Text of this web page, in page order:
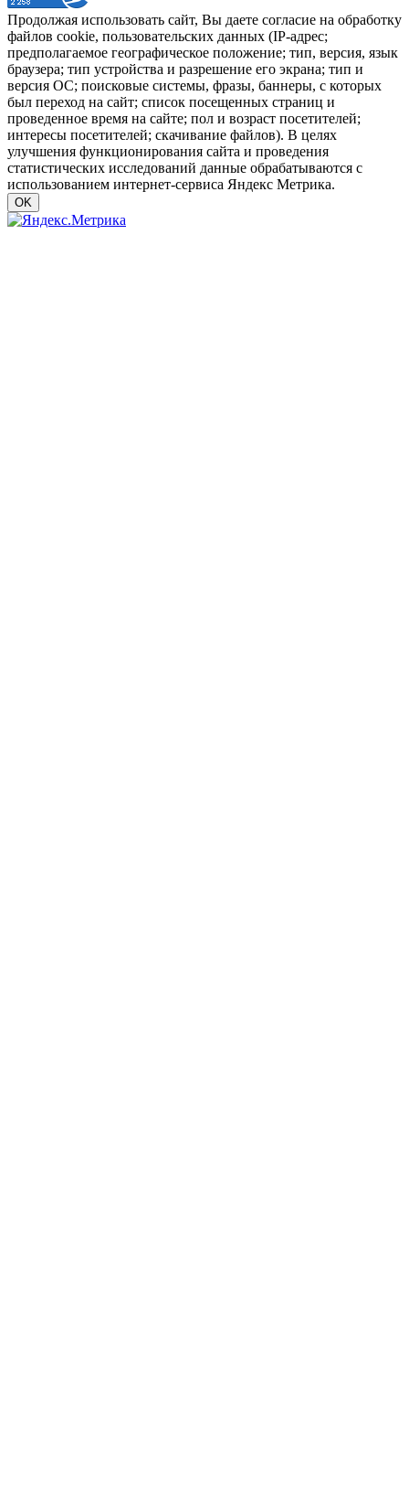
Продолжая использовать сайт, Вы даете согласие на обработку
файлов cookie, пользовательских данных (IP-адрес;
предполагаемое географическое положение; тип, версия, язык
браузера; тип устройства и разрешение его экрана; тип и
версия ОС; поисковые системы, фразы, баннеры, с которых
был переход на сайт; список посещенных страниц и
проведенное время на сайте; пол и возраст посетителей;
интересы посетителей; скачивание файлов). В целях
улучшения функционирования сайта и проведения
статистических исследований данные обрабатываются с
использованием интернет-сервиса Яндекс Метрика.
OK